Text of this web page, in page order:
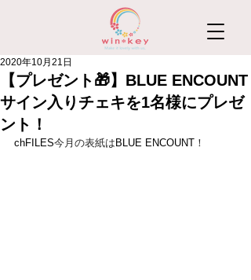
【プレゼント🎁】BLUE ENCOUNT
サイン入りチェキを1名様にプレゼ
ント！
2020年10月21日
chFILES今月の表紙は BLUE ENCOUNT ！